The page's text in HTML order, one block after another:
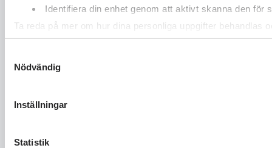
Identifiera din enhet genom att aktivt skanna den för
Ta reda på mer om hur dina personliga uppgifter behandlas
cookie-förklaringen.
Vi använder enhetsidentifierare för att anpassa innehållet
Nödvändig
Inställningar
Statistik